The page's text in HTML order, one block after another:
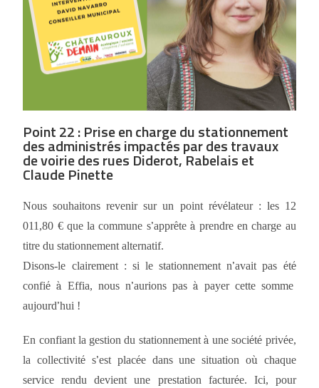
Point 22 : Prise en charge du stationnement
des administrés impactés par des travaux
de voirie des rues Diderot, Rabelais et
Claude Pinette
Nous souhaitons revenir sur un point révélateur : les 12
011,80 €que la commune s’apprête à prendre en charge au
titre du stationnement alternatif.
Disons-le clairement : si le stationnement n’avait pas été
confié à Effia, nous n’aurions pas à payer cette somme
aujourd’hui !
En confiant la gestion du stationnement à une société privée,
la collectivité s’est placée dans une situation où chaque
service rendu devient une prestation facturée. Ici, pour